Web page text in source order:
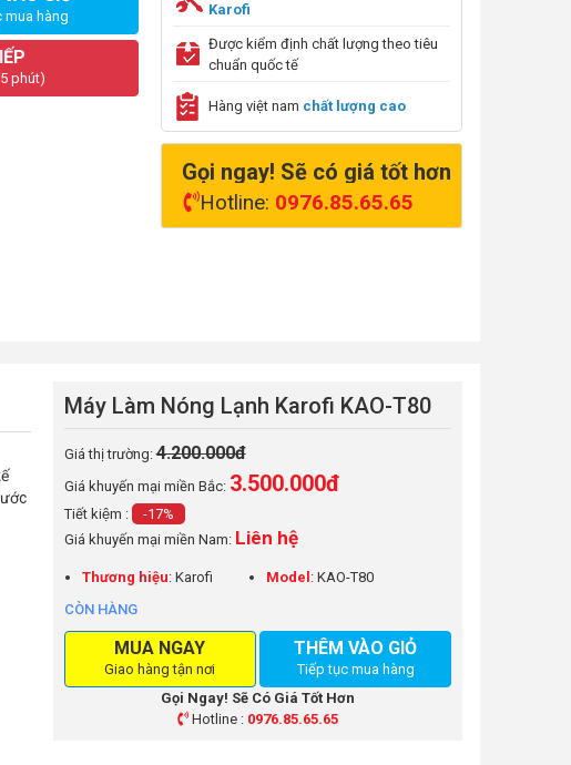
mua hàng
phút)
Karofi
Được kiểm định chất lượng theo tiêu
chuẩn quốc tế
Hàng việt nam chất lượng cao
Gọi ngay! Sẽ có giá tốt hơn
Hotline: 0976.85.65.65
Máy Làm Nóng Lạnh Karofi KAO-T80
Giá thị trường:4.200.000đ
Giá khuyến mại miền Bắc: 3.500.000đ
Tiết kiệm :
-17%
Giá khuyến mại miền Nam: Liên hệ
Thương hiệu: Karofi Model : KAO-T80
CÒN HÀNG
MUA NGAY
Giao hàng tận nơi
THÊM VÀO GIỎ
Tiếp tục mua hàng
Gọi Ngay! Sẽ Có Giá Tốt Hơn
Hotline : 0976.85.65.65